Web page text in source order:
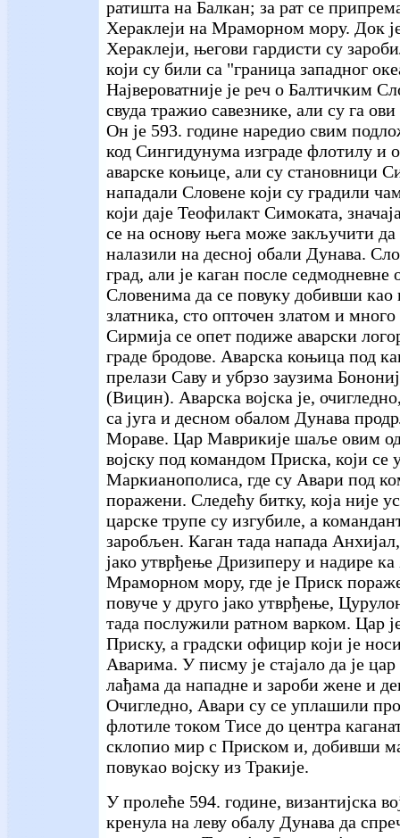
ратишта на Балкан; за рат се
Хераклеји на Мраморном мору. Док
Хераклеји, његови гардисти су
који су били са "граница западног
Највероватније је реч о Балтичким
свуда тражио савезнике, али су га
Он је 593. године наредио свим
код Сингидунума изграде флотилу и
аварске коњице, али су становници
нападали Словене који су градили
који даје Теофилакт Симоката,
се на основу њега може закључити да
налазили на десној обали Дунава.
град, али је каган после седмодневне
Словенима да се повуку добивши као
златника, сто опточен златом и
Сирмија се опет подиже аварски
граде бродове. Аварска коњица под
прелази Саву и убрзо заузима
(Вицин). Аварска војска је,
са југа и десном обалом Дунава
Мораве. Цар Маврикије шаље овим
војску под командом Приска, који се
Маркианополиса, где су Авари под
поражени. Следећу битку, која није
царске трупе су изгубиле, а
заробљен. Каган тада напада
јако утврђење Дризиперу и надире ка
Мраморном мору, где је Приск
повуче у друго јако утврђење,
тада послужили ратном варком. Цар
Приску, а градски официр који је
Аварима. У писму је стајало да је цар
лађама да нападне и зароби жене и
Очигледно, Авари су се уплашили
флотиле током Тисе до центра
склопио мир с Приском и, добивши
повукао војску из Тракије.
У пролеће 594. године, византијска
кренула на леву обалу Дунава да